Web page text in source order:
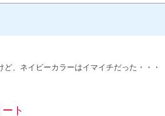
ど、ネイビーカラーはイマイチだった・・・
ト